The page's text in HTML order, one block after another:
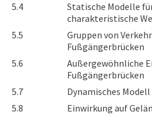
5.4
Statische Modelle
charakteristische
5.5
Gruppen von
Fußgängerbrücken
5.6
Außergewöhnliche
Fußgängerbrücken
5.7
Dynamisches
5.8
Einwirkung auf